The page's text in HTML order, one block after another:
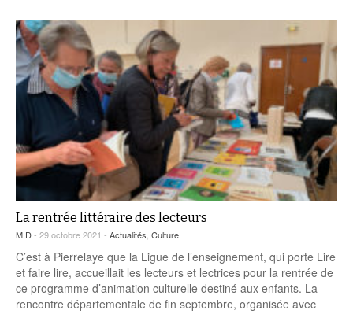
La rentrée littéraire des lecteurs
M.D- 29 octobre 2021 - Actualités Culture
C’est à Pierrelaye que la Ligue de l’enseignement, qui porte Lire
et faire lire, accueillait les lecteurs et lectrices pour la rentrée de
ce programme d’animation culturelle destiné aux enfants. La
rencontre départementale de fin septembre, organisée avec